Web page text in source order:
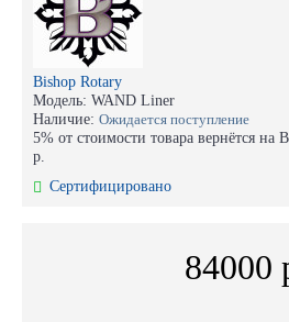
Bishop Rotary
Модель: WAND Liner
Наличие: Ожидается поступление
5% от стоимости товара вернётся на
р.
Сертифицировано
84000